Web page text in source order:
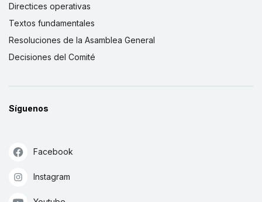
Directices operativas
Textos fundamentales
Resoluciones de la Asamblea General
Decisiones del Comité
Síguenos
Facebook
Instagram